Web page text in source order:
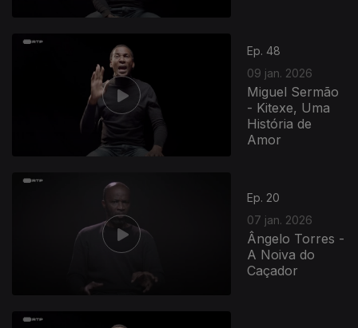
Ep. 48
09 jan. 2026
Miguel Sermão
- Kitexe, Uma
História de
Amor
Ep. 20
07 jan. 2026
Ângelo Torres -
A Noiva do
Caçador